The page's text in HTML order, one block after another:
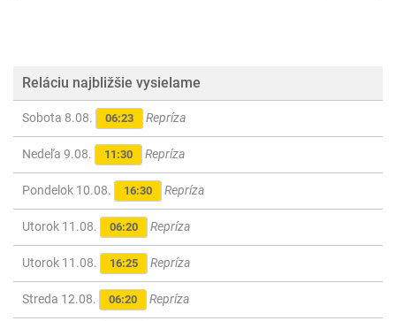
Reláciu najbližšie vysielame
Sobota 8.08. 06:23 Repríza
Nedeľa 9.08. 11:30 Repríza
Pondelok 10.08. 16:30 Repríza
Utorok 11.08. 06:20 Repríza
Utorok 11.08. 16:25 Repríza
Streda 12.08. 06:20 Repríza